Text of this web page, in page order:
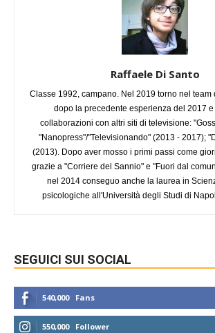
Raffaele Di Santo
Classe 1992, campano. Nel 2019 torno nel team
dopo la precedente esperienza del 2017
collaborazioni con altri siti di televisione:
"Nanopress"/"Televisionando" (2013 - 2017);
(2013). Dopo aver mosso i primi passi come
grazie a "Corriere del Sannio" e "Fuori dal
nel 2014 conseguo anche la laurea in
psicologiche all'Università degli Studi di
SEGUICI SUI SOCIAL
540,000 Fans
550,000 Follower